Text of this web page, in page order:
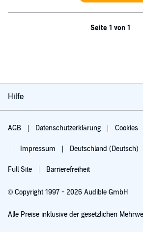
Seite 1 von 1
Hilfe
AGB Datenschutzerklärung Cookies
Impressum Deutschland (Deutsch)
Full Site Barrierefreiheit
© Copyright 1997 - 2026 Audible GmbH
Alle Preise inklusive der gesetzlichen